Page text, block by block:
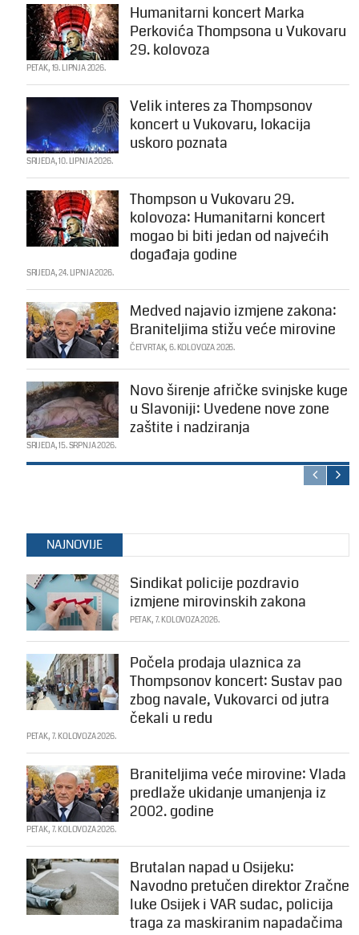
Humanitarni koncert Marka
Perkovića Thompsona u Vukovaru
29. kolovoza
PETAK, 19. LIPNJA 2026.
Velik interes za Thompsonov
koncert u Vukovaru, lokacija
uskoro poznata
SRIJEDA, 10. LIPNJA 2026.
Thompson u Vukovaru 29.
kolovoza: Humanitarni koncert
mogao bi biti jedan od najvećih
događaja godine
SRIJEDA, 24. LIPNJA 2026.
Medved najavio izmjene zakona:
Braniteljima stižu veće mirovine
ČETVRTAK, 6. KOLOVOZA 2026.
Novo širenje afričke svinjske kuge
u Slavoniji: Uvedene nove zone
zaštite i nadziranja
SRIJEDA, 15. SRPNJA 2026.
NAJNOVIJE
Sindikat policije pozdravio
izmjene mirovinskih zakona
PETAK, 7. KOLOVOZA 2026.
Počela prodaja ulaznica za
Thompsonov koncert: Sustav pao
zbog navale, Vukovarci od jutra
čekali u redu
PETAK, 7. KOLOVOZA 2026.
Braniteljima veće mirovine: Vlada
predlaže ukidanje umanjenja iz
2002. godine
PETAK, 7. KOLOVOZA 2026.
Brutalan napad u Osijeku:
Navodno pretučen direktor Zračne
luke Osijek i VAR sudac, policija
traga za maskiranim napadačima